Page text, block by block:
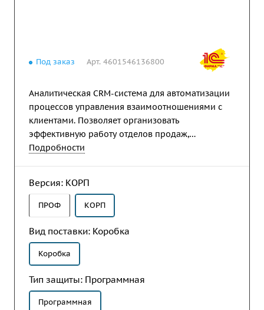
Под заказ Арт. 4601546136800
Аналитическая CRM-система для автоматизации
процессов управления взаимоотношениями с
клиентами. Позволяет организовать
эффективную работу отделов продаж,
сервисного обслуживания, маркетинга и службы
Подробности
Версия: КОРП
ПРОФ КОРП
Вид поставки: Коробка
Коробка
Тип защиты: Программная
Программная